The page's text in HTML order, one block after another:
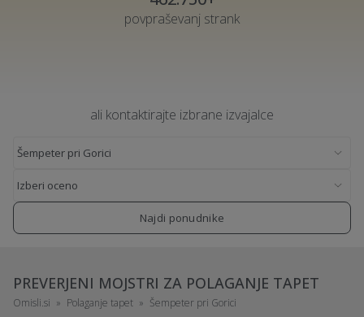
povpraševanj strank
ali kontaktirajte izbrane izvajalce
Najdi ponudnike
PREVERJENI MOJSTRI ZA POLAGANJE TAPET
Omisli.si Polaganje tapet Šempeter pri Gorici